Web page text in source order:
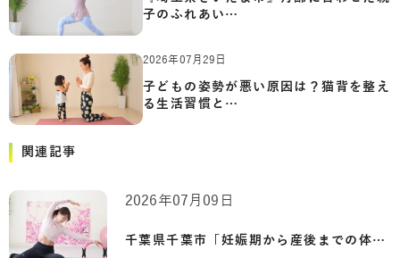
子のふれあい…
2026年07月29日
子どもの姿勢が悪い原因は？猫背を整え
る生活習慣と…
関連記事
千葉県千葉市「妊娠期から産後までの体の…
2026年07月09日